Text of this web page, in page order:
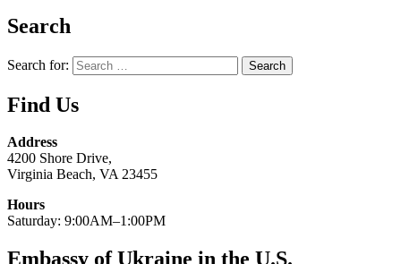
Search
Search for:
Find Us
Address
4200 Shore Drive,
Virginia Beach, VA 23455
Hours
Saturday: 9:00AM–1:00PM
Embassy of Ukraine in the U.S.